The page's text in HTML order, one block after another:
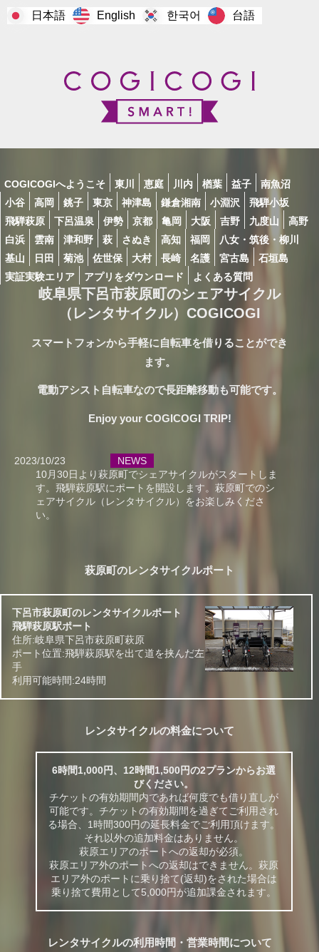
COGICOGIへようこそ 東川 恵庭 川内 楢葉 益子
南魚沼
小谷
高岡 銚子 東京 神津島 鎌倉湘南 小淵沢
飛騨小坂
飛騨萩原
下呂温泉 伊勢 京都 亀岡 大阪 吉野 九度山
高野
白浜
雲南 津和野 萩 さぬき 高知 福岡
八女・筑後・柳川
基山
日田 菊池 佐世保 大村 長崎 名護 宮古島
石垣島
実証実験エリア
アプリをダウンロード よくある質問
岐阜県下呂市萩原町のシェアサイクル
（レンタサイクル）COGICOGI
スマートフォンから手軽に自転車を借りることができ
ます。
電動アシスト自転車なので長距離移動も可能です。
Enjoy your COGICOGI TRIP!
2023/10/23
NEWS
10月30日より萩原町でシェアサイクルがスタートしま
す。飛騨萩原駅にポートを開設します。萩原町でのシ
ェアサイクル（レンタサイクル）をお楽しみくださ
い。
萩原町のレンタサイクルポート
下呂市萩原町のレンタサイクルポート
飛騨萩原駅ポート
住所:岐阜県下呂市萩原町萩原
ポート位置:飛騨萩原駅を出て道を挟んだ左
手
利用可能時間:24時間
レンタサイクルの料金について
6時間1,000円、12時間1,500円の2プランからお選
びください。
チケットの有効期間内であれば何度でも借り直しが
可能です。チケットの有効期間を過ぎてご利用され
る場合、1時間300円の延長料金でご利用頂けます。
それ以外の追加料金はありません。
萩原エリアのポートへの返却が必須。
萩原エリア外のポートへの返却はできません。萩原
エリア外のポートに乗り捨て(返却)をされた場合は
乗り捨て費用として5,000円が追加課金されます。
レンタサイクルの利用時間・営業時間について
日本語 English 한국어 台語